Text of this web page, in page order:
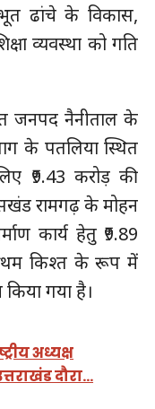
ढांचे के विकास,
व्यवस्था को गति
जनपद नैनीताल के
के पतलिया स्थित
₹9.43 करोड़ की
रामगढ़ के मोहन
कार्य हेतु ₹9.89
किश्त के रूप में
गया है।
अध्यक्ष
दौरा…